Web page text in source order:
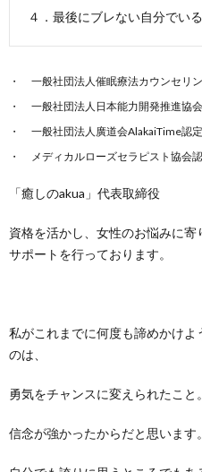
４．最後にブレない自分でい
一般社団法人催眠療法カウンセリ
一般社団法人日本能力開発推進協
一般社団法人廣道会AlakaiTime認
メディカルローズセラピスト協会
「癒しのakua 」代表取締役
資格を活かし、女性のお悩みに
サポートを行っております。
私がこれまでに何度も諦めかけ
のは、
勇気をチャンスに変えられたこと。
信念が強かったからだと思います。